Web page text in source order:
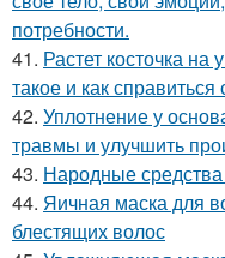
потребности.
41. Растет косточка на
такое и как справиться
42. Уплотнение у
травмы и улучшить
43. Народные средства
44. Яичная маска для
блестящих волос